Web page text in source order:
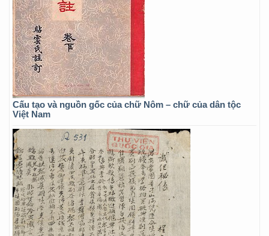
Cấu tạo và nguồn gốc của chữ Nôm – chữ của dân tộc
Việt Nam